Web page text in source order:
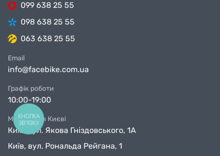
099 638 25 55
098 638 25 55
063 638 25 55
Email
info@facebike.com.ua
Графік роботи
10:00-19:00
Магазини в Києві
Київ, вул. Якова Гніздовського, 1А
Київ, вул. Рональда Рейгана, 1
КНОПКА
ЗВ'ЯЗКУ